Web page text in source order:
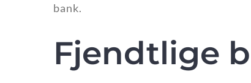
bank.
Fjendtlige